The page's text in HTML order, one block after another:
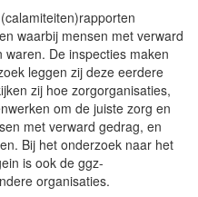
waarbij mensen met verward
waren. De inspecties maken
leggen zij deze eerdere
zij hoe zorgorganisaties,
om de juiste zorg en
met verward gedrag, en
Bij het onderzoek naar het
is ook de ggz-
organisaties.